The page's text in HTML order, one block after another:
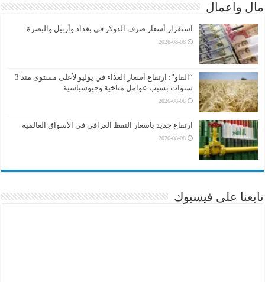
مال واعمال
استقرار أسعار صرف الدولار في بغداد وأربيل والبصرة
2026-08-08
“الفاو”: ارتفاع أسعار الغذاء في يوليو لأعلى مستوى منذ 3
سنوات بسبب عوامل مناخية وجيوسياسية
2026-08-08
ارتفاع جديد باسعار النفط العراقي في الاسواق العالمية
2026-08-08
تابعنا على فيسبوك